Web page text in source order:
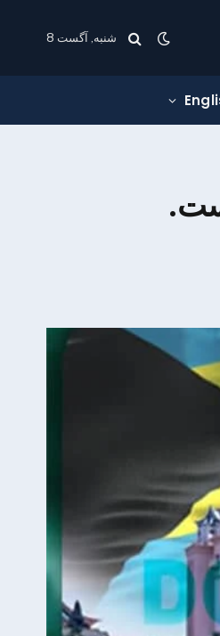
شنبه, آگست 8